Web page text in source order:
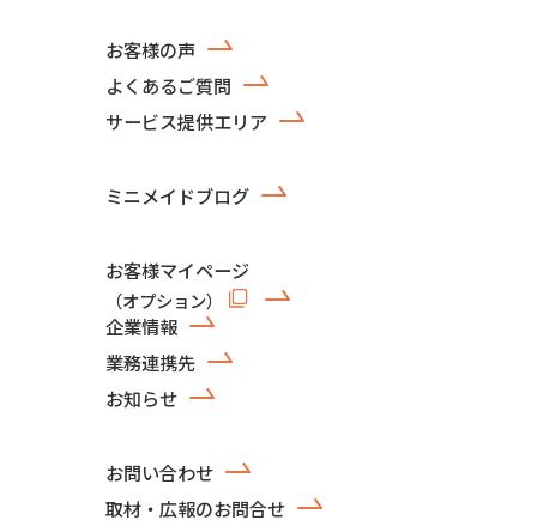
お客様の声
よくあるご質問
サービス提供エリア
ミニメイドブログ
お客様マイページ
（オプション）
企業情報
業務連携先
お知らせ
お問い合わせ
取材・広報のお問合せ